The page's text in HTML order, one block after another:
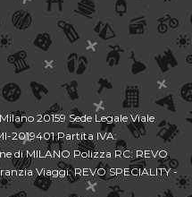
20159 Sede Legale Viale
2019401 Partita IVA:
di MILANO Polizza RC: REVO
Viaggi: REVO SPECIALITY -